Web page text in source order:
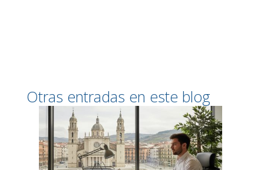
Otras entradas en este blog